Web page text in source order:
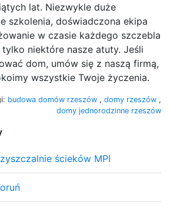
lat. Niezwykle duże
szkolenia, doświadczona ekipa
w czasie każdego szczebla
niektóre nasze atuty. Jeśli
dom, umów się z naszą firmą,
wszystkie Twoje życzenia.
budowa domów rzeszów , domy rzeszów ,
domy jednorodzinne rzeszów
ścieków MPI